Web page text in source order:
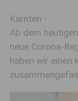
Kärnten -
Ab dem
neue Corona-
haben wir einen